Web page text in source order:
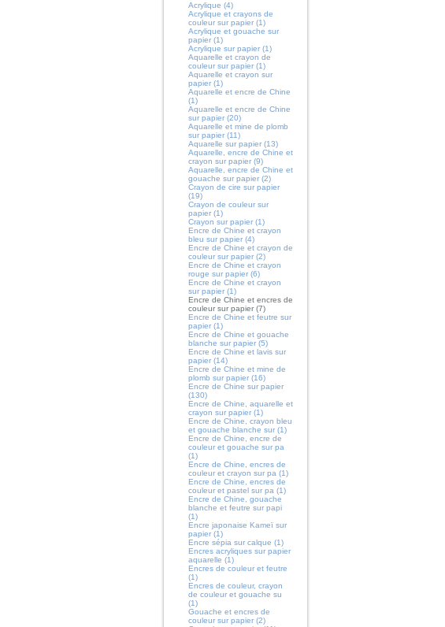
Acrylique (4)
Acrylique et crayons de
couleur sur papier (1)
Acrylique et gouache sur
papier (1)
Acrylique sur papier (1)
Aquarelle et crayon de
couleur sur papier (1)
Aquarelle et crayon sur
papier (1)
Aquarelle et encre de Chine
(1)
Aquarelle et encre de Chine
sur papier (20)
Aquarelle et mine de plomb
sur papier (11)
Aquarelle sur papier (13)
Aquarelle, encre de Chine et
crayon sur papier (9)
Aquarelle, encre de Chine et
gouache sur papier (2)
Crayon de cire sur papier
(19)
Crayon de couleur sur
papier (1)
Crayon sur papier (1)
Encre de Chine et crayon
bleu sur papier (4)
Encre de Chine et crayon de
couleur sur papier (2)
Encre de Chine et crayon
rouge sur papier (6)
Encre de Chine et crayon
sur papier (1)
Encre de Chine et encres de
couleur sur papier (7)
Encre de Chine et feutre sur
papier (1)
Encre de Chine et gouache
blanche sur papier (5)
Encre de Chine et lavis sur
papier (14)
Encre de Chine et mine de
plomb sur papier (16)
Encre de Chine sur papier
(130)
Encre de Chine, aquarelle et
crayon sur papier (1)
Encre de Chine, crayon bleu
et gouache blanche sur (1)
Encre de Chine, encre de
couleur et gouache sur pa
(1)
Encre de Chine, encres de
couleur et crayon sur pa (1)
Encre de Chine, encres de
couleur et pastel sur pa (1)
Encre de Chine, gouache
blanche et feutre sur papi
(1)
Encre japonaise Kameï sur
papier (1)
Encre sépia sur calque (1)
Encres acryliques sur papier
aquarelle (1)
Encres de couleur et feutre
(1)
Encres de couleur, crayon
de couleur et gouache su
(1)
Gouache et encres de
couleur sur papier (2)